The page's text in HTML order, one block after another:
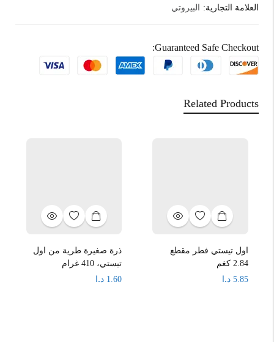
العلامة التجارية:
البيروتي
Guaranteed Safe Checkout:
Related Products
اول تيستي فطر مقطع
2.84 كغم
5.85 د.ا
ذرة صغيرة طرية من اول
تيستي، 410 غرام
1.60 د.ا